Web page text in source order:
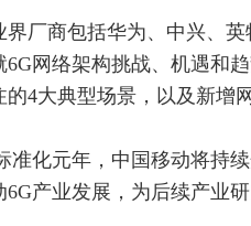
界厂商包括华为、 中兴、 英
6G网络架构挑战、机遇和
4大典型场景，以及新增
准化元年，中国移动将持
产业发展，为后续产业